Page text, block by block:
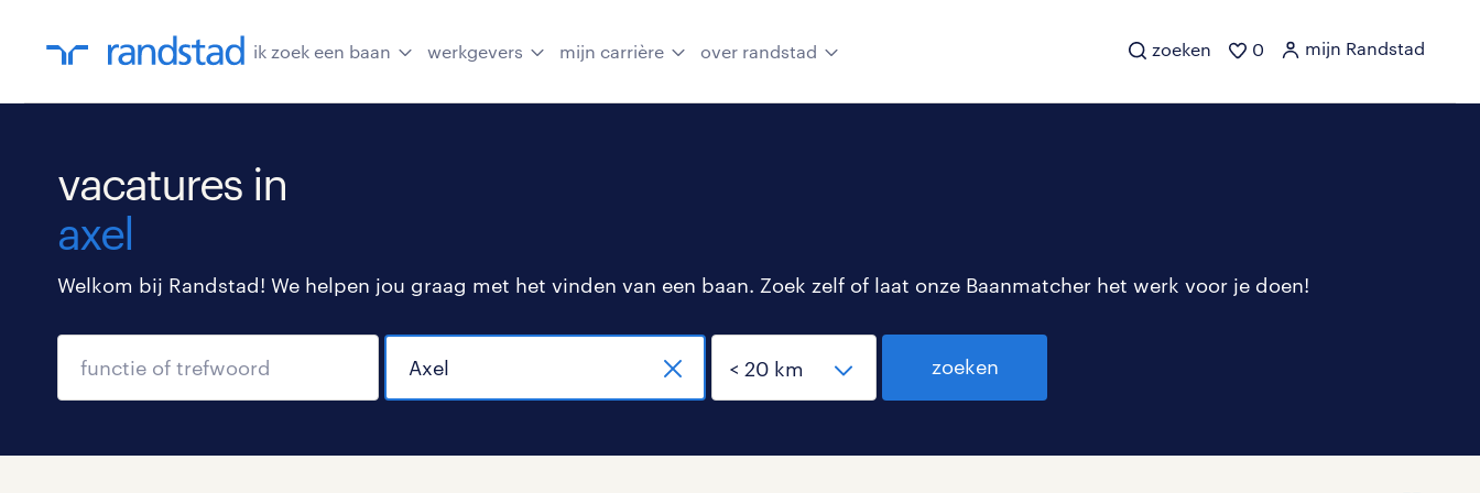
ik zoek een baan werkgevers mijn carrière over randstad zoeken 0 mijn Randstad
vacatures in
axel
Welkom bij Randstad! We helpen jou graag met het vinden van een baan. Zoek zelf of laat onze Baanmatcher het werk voor je doen!
zoeken